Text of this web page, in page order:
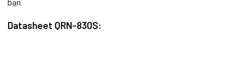
bạn.
Datasheet QRN-830S: